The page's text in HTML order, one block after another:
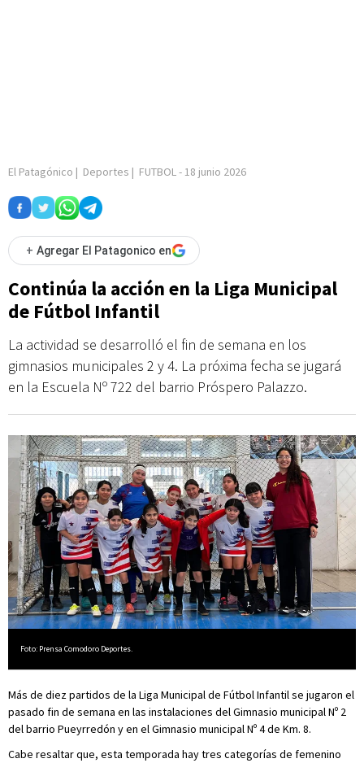
El Patagónico | Deportes | FUTBOL- 18 junio 2026
+ Agregar El Patagonico en
Continúa la acción en la Liga Municipal
de Fútbol Infantil
La actividad se desarrolló el fin de semana en los
gimnasios municipales 2 y 4. La próxima fecha se jugará
en la Escuela Nº 722 del barrio Próspero Palazzo.
Foto: Prensa Comodoro Deportes.
Más de diez partidos de la Liga Municipal de Fútbol Infantil se jugaron el
pasado fin de semana en las instalaciones del Gimnasio municipal Nº 2
del barrio Pueyrredón y en el Gimnasio municipal Nº 4 de Km. 8.
Cabe resaltar que, esta temporada hay tres categorías de femenino